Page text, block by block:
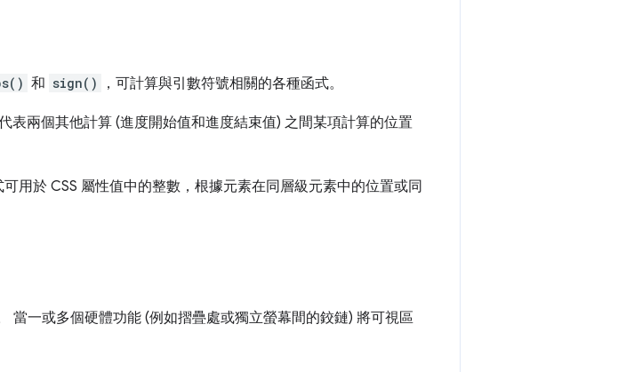
和 sign() ，可計算與引數符號相關的各種函式。
表兩個其他計算 (進度開始值和進度結束值) 之間某項計算的位置
可用於 CSS 屬性值中的整數，根據元素在同層級元素中的位置或同
當一或多個硬體功能 (例如摺疊處或獨立螢幕間的鉸鏈) 將可視區